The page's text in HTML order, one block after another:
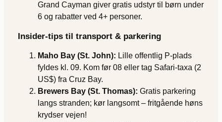
Grand Cayman giver gratis udstyr til børn under
6 og rabatter ved 4+ personer.
Insider-tips til transport & parkering
Maho Bay (St. John): Lille offentlig P-plads
fyldes kl. 09. Kom før 08 eller tag Safari-taxa (2
US$) fra Cruz Bay.
Brewers Bay (St. Thomas): Gratis parkering
langs stranden; kør langsomt – fritgående høns
krydser vejen!